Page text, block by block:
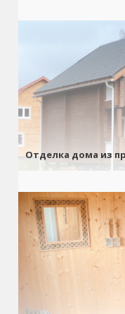
Отделка дома из